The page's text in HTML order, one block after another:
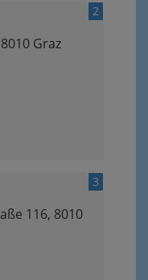
2
Graz
3
116, 8010